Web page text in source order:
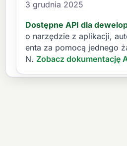
3 grudnia 2025
Dostępne API dla
o narzędzie z aplikacji,
enta za pomocą jednego
N. Zobacz dokumentację